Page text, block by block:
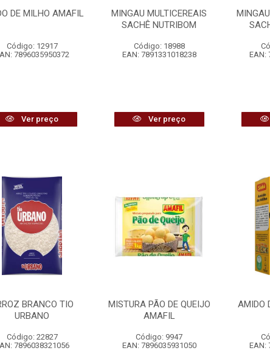
DE MILHO AMAFIL
Código: 12917
7896035950372
Ver preço
MINGAU MULTICEREAIS
SACHÊ NUTRIBOM
Código: 18988
EAN: 7891331018238
Ver preço
EAN:
BRANCO TIO
URBANO
Código: 22827
7896038321056
MISTURA PÃO DE QUEIJO
AMAFIL
Código: 9947
EAN: 7896035931050
AMIDO
EAN: